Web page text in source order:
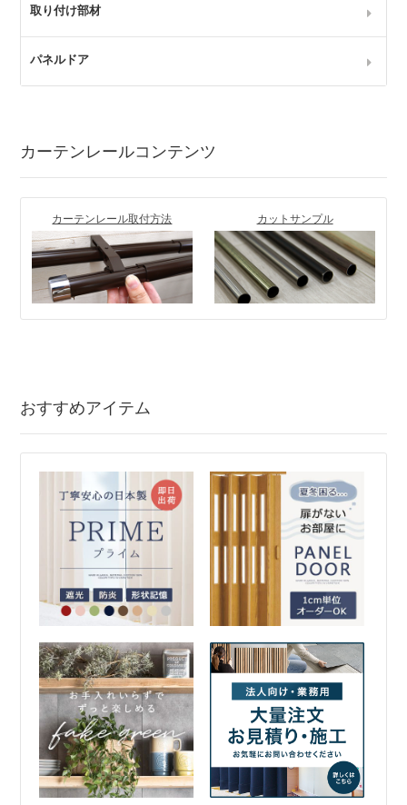
取り付け部材
パネルドア
カーテンレールコンテンツ
カーテンレール取付方法 カットサンプル
おすすめアイテム